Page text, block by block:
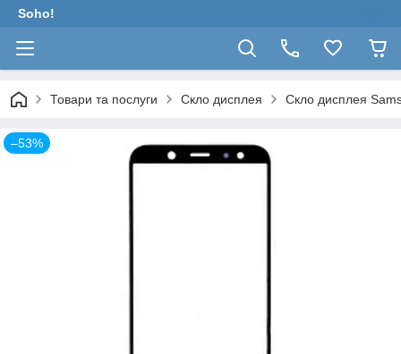
Soho!
Товари та послуги Скло дисплея Скло дисплея
–53%